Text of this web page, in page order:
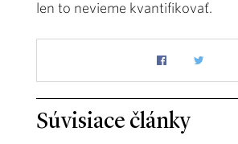
len to nevieme kvantifikovať.
Súvisiace články